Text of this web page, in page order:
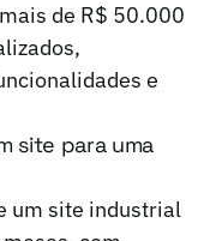
de R$ 50.000
e
site para uma
um site industrial